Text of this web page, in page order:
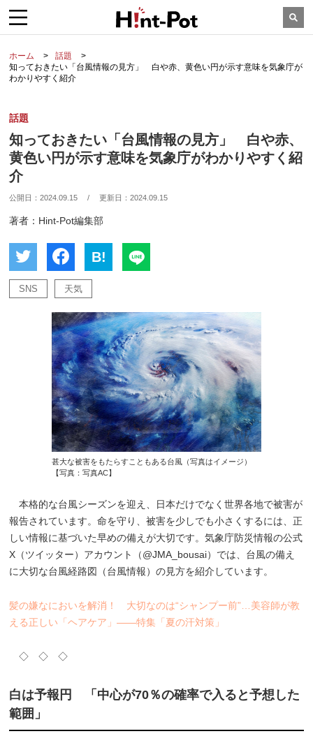
ホーム
話題
知っておきたい「台風情報の見方」 白や赤、黄色い円が示す意味を気象庁が
わかりやすく紹介
話題
知っておきたい「台風情報の見方」 白や赤、
黄色い円が示す意味を気象庁がわかりやすく紹
介
公開日：2024.09.15 / 更新日：2024.09.15
著者：Hint-Pot編集部
B!
SNS 天気
甚大な被害をもたらすこともある台風（写真はイメージ）
【写真：写真AC】
本格的な台風シーズンを迎え、日本だけでなく世界各地で被害が
報告されています。命を守り、被害を少しでも小さくするには、正
しい情報に基づいた早めの備えが大切です。気象庁防災情報の公式
X（ツイッター）アカウント（@JMA_bousai）では、台風の備え
に大切な台風経路図（台風情報）の見方を紹介しています。
髪の嫌なにおいを解消！ 大切なのは“シャンプー前”…美容師が教
える正しい「ヘアケア」――特集「夏の汗対策」
◇ ◇ ◇
白は予報円 「中心が70％の確率で入ると予想した
範囲」